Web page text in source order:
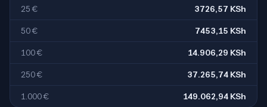
25 € 3726,57 KSh
50 € 7453,15 KSh
100 € 14.906,29 KSh
250 € 37.265,74 KSh
1.000 € 149.062,94 KSh